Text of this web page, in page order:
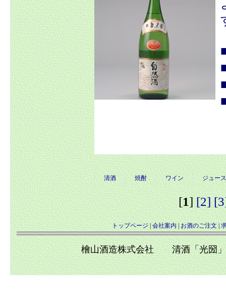
清酒 焼酎 ワイン ジュース
[1][2]
トップページ|会社案内|お酒のご注文|
檜山酒造株式会社 清酒「光圀